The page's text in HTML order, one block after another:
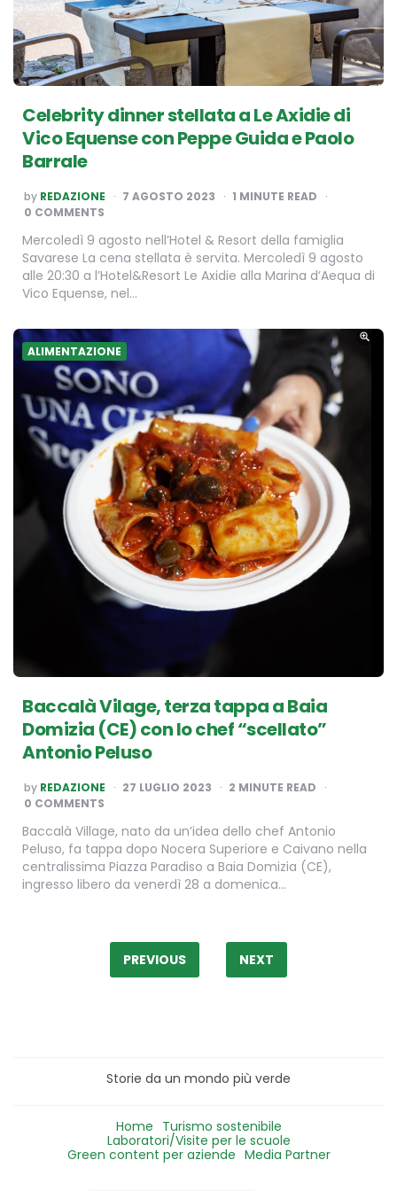
Celebrity dinner stellata a Le Axidie di
Vico Equense con Peppe Guida e Paolo
Barrale
POSTED
BY
by REDAZIONE 7 AGOSTO 2023 1 MINUTE READ
0 COMMENTS
Mercoledì 9 agosto nell’Hotel & Resort della famiglia
Savarese La cena stellata è servita. Mercoledì 9 agosto
alle 20:30 a l’Hotel&Resort Le Axidie alla Marina d’Aequa di
Vico Equense, nel…
ALIMENTAZIONE
Baccalà Vilage, terza tappa a Baia
Domizia (CE) con lo chef “scellato”
Antonio Peluso
POSTED
BY
by REDAZIONE 27 LUGLIO 2023 2 MINUTE READ
0 COMMENTS
Baccalà Village, nato da un’idea dello chef Antonio
Peluso, fa tappa dopo Nocera Superiore e Caivano nella
centralissima Piazza Paradiso a Baia Domizia (CE),
ingresso libero da venerdì 28 a domenica…
PREVIOUS NEXT
Storie da un mondo più verde
Home Turismo sostenibile
Laboratori/Visite per le scuole
Green content per aziende Media Partner